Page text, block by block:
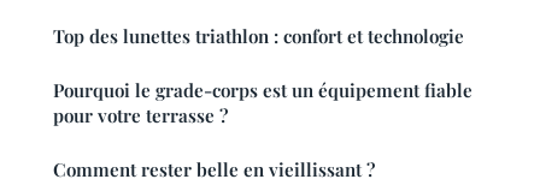
Top des lunettes triathlon : confort et technologie
Pourquoi le grade-corps est un équipement fiable
pour votre terrasse ?
Comment rester belle en vieillissant ?